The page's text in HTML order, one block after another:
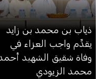
ذياب بن محمد بن زايد
يقدِّم واجب العزاء في
وفاة شقيق الشهيد أحمد
محمد الزيودي